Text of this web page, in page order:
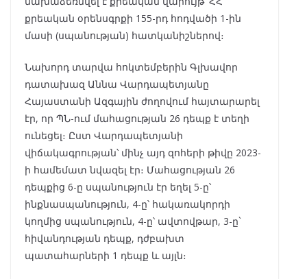
քրեական օրենսգրքի 155-րդ հոդվածի 1-ին
մասի (սպանության) հատկանիշներով։
Նախորդ տարվա հոկտեմբերին Գլխավոր
դատախազ Աննա Վարդապետյանը
Հայաստանի Ազգային ժողովում հայտարարել
էր, որ ՊՆ-ում մահացության 26 դեպք է տեղի
ունեցել։ Ըստ Վարդապետյանի
վիճակագրության՝ մինչ այդ զոհերի թիվը 2023-
ի համեմատ նվազել էր։ Մահացության 26
դեպքից 6-ը սպանություն էր եղել 5-ը՝
ինքնասպանություն, 4-ը՝ հակառակորդի
կողմից սպանություն, 4-ը՝ ավտովթար, 3-ը`
հիվանդության դեպք, դժբախտ
պատահարների 1 դեպք և այլն։